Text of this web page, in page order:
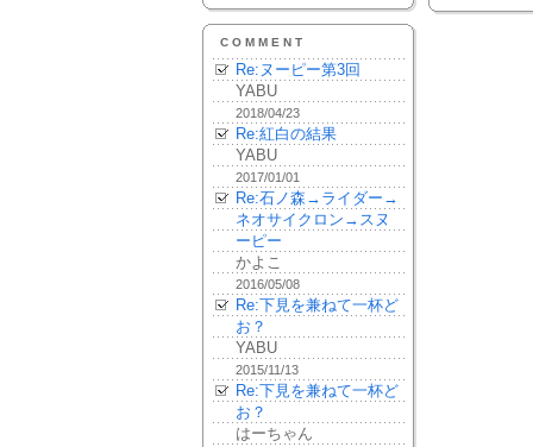
COMMENT
Re:ヌーピー第3回
YABU
2018/04/23
Re:紅白の結果
YABU
2017/01/01
Re:石ノ森→ライダー→
ネオサイクロン→スヌ
ーピー
かよこ
2016/05/08
Re:下見を兼ねて一杯ど
お？
YABU
2015/11/13
Re:下見を兼ねて一杯ど
お？
はーちゃん